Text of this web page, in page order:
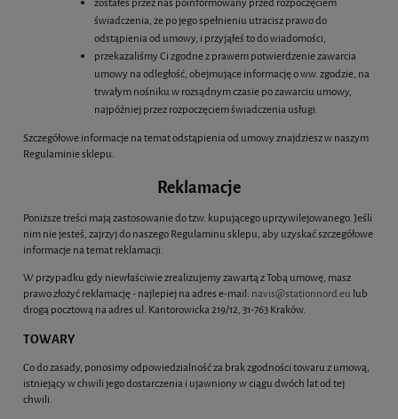
zostałeś przez nas poinformowany przed rozpoczęciem
świadczenia, że po jego spełnieniu utracisz prawo do
odstąpienia od umowy, i przyjąłeś to do wiadomości,
przekazaliśmy Ci zgodne z prawem potwierdzenie zawarcia
umowy na odległość, obejmujące informację o ww. zgodzie, na
trwałym nośniku w rozsądnym czasie po zawarciu umowy,
najpóźniej przez rozpoczęciem świadczenia usługi.
Szczegółowe informacje na temat odstąpienia od umowy znajdziesz w naszym
Regulaminie sklepu.
Reklamacje
Poniższe treści mają zastosowanie do tzw. kupującego uprzywilejowanego. Jeśli
nim nie jesteś, zajrzyj do naszego Regulaminu sklepu, aby uzyskać szczegółowe
informacje na temat reklamacji.
W przypadku gdy niewłaściwie zrealizujemy zawartą z Tobą umowę, masz
prawo złożyć reklamację - najlepiej na adres e-mail: navis@stationnord.eu lub
drogą pocztową na adres ul. Kantorowicka 219/12, 31-763 Kraków.
TOWARY
Co do zasady, ponosimy odpowiedzialność za brak zgodności towaru z umową,
istniejący w chwili jego dostarczenia i ujawniony w ciągu dwóch lat od tej
chwili.